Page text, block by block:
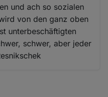
und ach so sozialen
von den ganz oben
unterbeschäftigten
schwer, aber jeder